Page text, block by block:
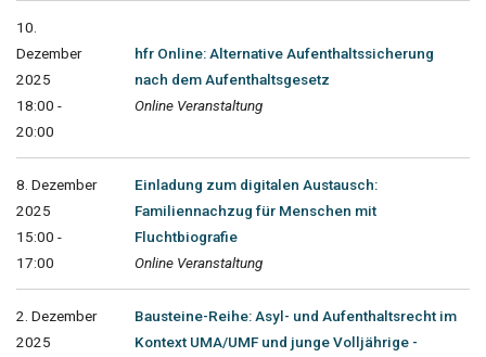
10.
Dezember
2025
18:00 -
20:00
hfr Online: Alternative Aufenthaltssicherung
nach dem Aufenthaltsgesetz
Online Veranstaltung
8. Dezember
2025
15:00 -
17:00
Einladung zum digitalen Austausch:
Familiennachzug für Menschen mit
Fluchtbiografie
Online Veranstaltung
2. Dezember
2025
Bausteine-Reihe: Asyl- und Aufenthaltsrecht im
Kontext UMA/UMF und junge Volljährige -